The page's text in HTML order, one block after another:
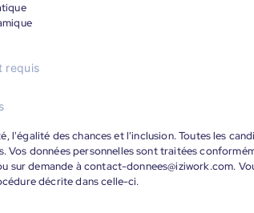
requis
l'égalité des chances et l'inclusion. Toutes les
Vos données personnelles sont traitées
sur demande à contact-donnees@iziwork.com.
décrite dans celle-ci.